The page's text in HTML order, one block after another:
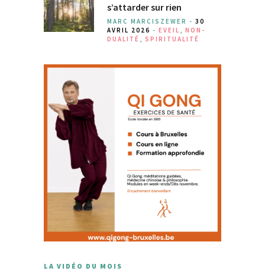
s’attarder sur rien
MARC MARCISZEWER - 30
AVRIL 2026 - EVEIL
NON-
DUALITÉ
SPIRITUALITÉ
LA VIDÉO DU MOIS